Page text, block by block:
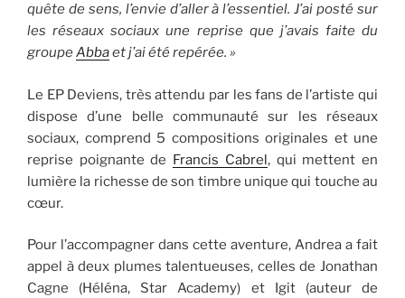
quête de sens, l’envie d’aller à l’essentiel. J’ai posté sur
les réseaux sociaux une reprise que j’avais faite du
groupeAbbaet j’ai été repérée. »
Le EP Deviens, très attendu par les fans de l’artiste qui
dispose d’une belle communauté sur les réseaux
sociaux, comprend 5 compositions originales et une
reprise poignante de Francis Cabrel, qui mettent en
lumière la richesse de son timbre unique qui touche au
cœur.
Pour l’accompagner dans cette aventure, Andrea a fait
appel à deux plumes talentueuses, celles de Jonathan
Cagne (Héléna, Star Academy) et Igit (auteur de